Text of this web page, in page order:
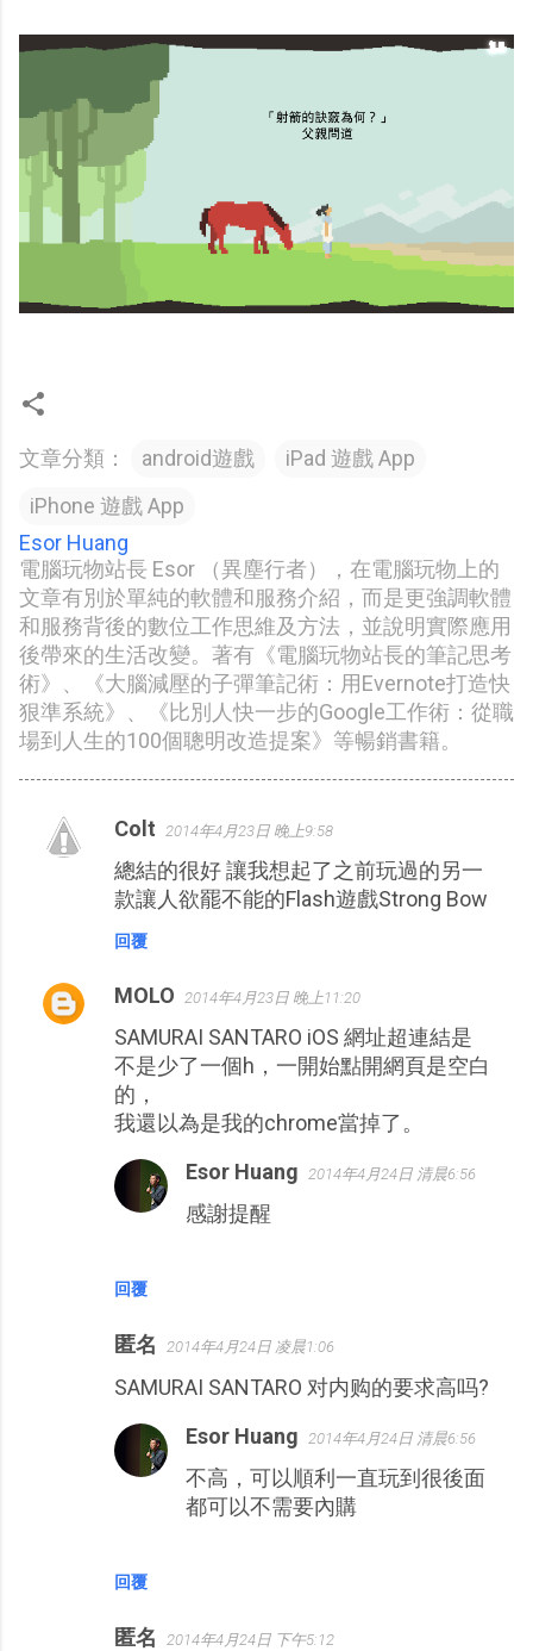
文章分類： android遊戲
iPad 遊戲 App
iPhone 遊戲 App
Esor Huang
電腦玩物站長 Esor （異塵行者），在電腦玩物上的
文章有別於單純的軟體和服務介紹，而是更強調軟體
和服務背後的數位工作思維及方法，並說明實際應用
後帶來的生活改變。著有《電腦玩物站長的筆記思考
術》、《大腦減壓的子彈筆記術：用Evernote打造快
狠準系統》、《比別人快一步的Google工作術：從職
場到人生的100個聰明改造提案》等暢銷書籍。
留
Colt 2014年4月23日 晚上9:58
總結的很好 讓我想起了之前玩過的另一
款讓人欲罷不能的Flash遊戲Strong Bow
回覆
MOLO 2014年4月23日 晚上11:20
SAMURAI SANTARO iOS 網址超連結是
不是少了一個h，一開始點開網頁是空白
的，
我還以為是我的chrome當掉了。
回覆
Esor Huang 2014年4月24日 清晨6:56
感謝提醒
匿名 2014年4月24日 凌晨1:06
SAMURAI SANTARO 对内购的要求高吗?
回覆
Esor Huang 2014年4月24日 清晨6:56
不高，可以順利一直玩到很後面
都可以不需要內購
匿名 2014年4月24日 下午5:12